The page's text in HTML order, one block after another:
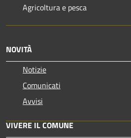
Agricoltura e pesca
NOVITÀ
Notizie
Comunicati
Avvisi
VIVERE IL COMUNE